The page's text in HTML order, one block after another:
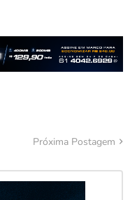
Próxima Postagem